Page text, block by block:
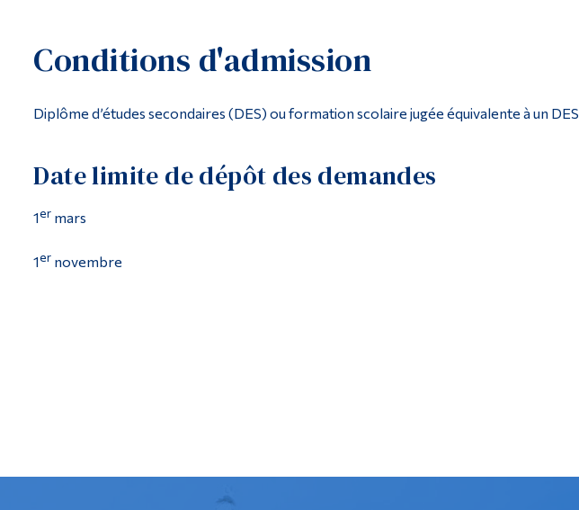
Conditions d'admission
Diplôme d’études secondaires (DES) ou formation scolaire jugée équivalente à un DES
Date limite de dépôt des demandes
1er mars
1er novembre
Programmes
Admissions